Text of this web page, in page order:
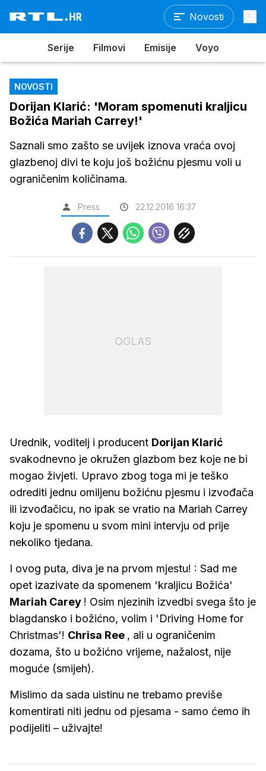
Novosti
Serije Filmovi Emisije Voyo
NOVOSTI
Dorijan Klarić: 'Moram spomenuti kraljicu
Božića Mariah Carrey!'
Saznali smo zašto se uvijek iznova vraća ovoj
glazbenoj divi te koju još božićnu pjesmu voli u
ograničenim količinama.
Press 22.12.2016 16:37
OGLAS
Urednik, voditelj i producent Dorijan Klarić
svakodnevno je okružen glazbom bez koje ne bi
mogao živjeti. Upravo zbog toga mi je teško
odrediti jednu omiljenu božićnu pjesmu i izvođača
ili izvođačicu, no ipak se vratio na Mariah Carrey
koju je spomenu u svom mini intervju od prije
nekoliko tjedana.
I ovog puta, diva je na prvom mjestu! : Sad me
opet izazivate da spomenem 'kraljicu Božića'
Mariah Carey ! Osim njezinih izvedbi svega što je
blagdansko i božićno, volim i 'Driving Home for
Christmas'! Chrisa Ree , ali u ograničenim
dozama, što u božićno vrijeme, nažalost, nije
moguće (smijeh).
Mislimo da sada uistinu ne trebamo previše
komentirati niti jednu od pjesama - samo ćemo ih
podijeliti – uživajte!